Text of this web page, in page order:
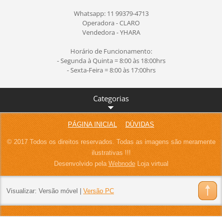
Whatsapp: 11 99379-4713
Operadora - CLARO
Vendedora - YHARA
Horário de Funcionamento:
- Segunda à Quinta = 8:00 às 18:00hrs
- Sexta-Feira = 8:00 às 17:00hrs
Categorias
PÁGINA INICIAL DÚVIDAS
© 2017 Todos os direitos reservados. Todas as imagens são meramente
ilustrativas !!!
Desenvolvido pelaWebnodeLoja virtual
Visualizar: Versão móvel Versão PC